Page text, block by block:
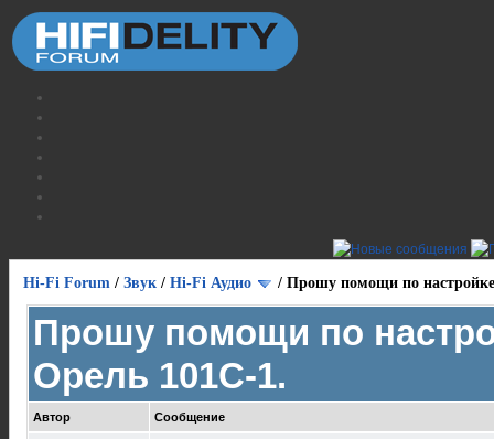
Hi-Fi Forum / Звук / Hi-Fi Аудио / Прошу помощи по
Прошу помощи по
Орель 101С-1.
Автор Сообщение